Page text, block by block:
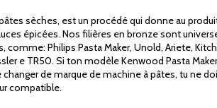
sèches, est un procédé qui donne au
épicées. Nos filières en bronze sont
Philips Pasta Maker, Unold, Ariete,
e TR50. Si ton modèle Kenwood Pasta
de marque de machine à pâtes, tu ne
compatible.